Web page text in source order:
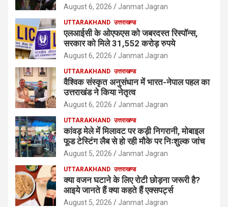
August 6, 2026 Janmat Jagran
UTTARAKHAND उत्तराखण्ड
एलआईसी के ओएफएस को जबरदस्त रिस्पॉन्स,
सरकार को मिले 31,552 करोड़ रुपये
August 6, 2026 Janmat Jagran
UTTARAKHAND उत्तराखण्ड
वैश्विक संस्कृत अनुसंधान में भारत-नेपाल पहल का
उत्तराखंड ने किया नेतृत्व
August 6, 2026 Janmat Jagran
UTTARAKHAND उत्तराखण्ड
कांवड़ मेले में मिलावट पर कड़ी निगरानी, मोबाइल
फूड टेस्टिंग लैब से हो रही मौके पर निःशुल्क जांच
August 5, 2026 Janmat Jagran
UTTARAKHAND उत्तराखण्ड
क्या वजन घटाने के लिए रोटी छोड़ना जरूरी है?
आइये जानते हैं क्या कहते हैं एक्सपर्ट्स
August 5, 2026 Janmat Jagran